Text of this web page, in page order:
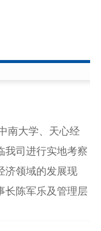
南大学、天心经
我司进行实地考察
济领域的发展现
长陈军乐及管理层